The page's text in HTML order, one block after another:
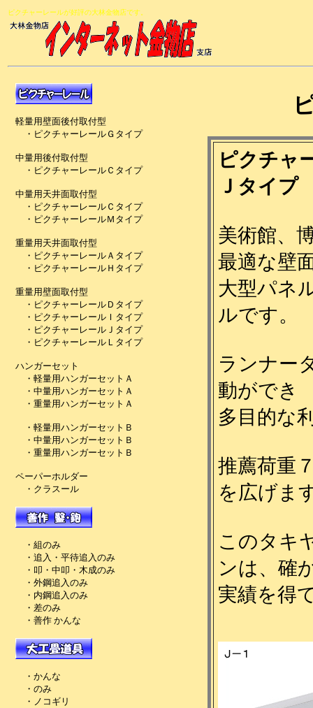
ピクチャーレールが好評の大林金物店です。
ピクチャ
Ｊタイプ
美術館、
最適な壁
大型パネ
ルです。
ランナー
動ができ
多目的な
推薦荷重
を広げま
このタキ
ンは、確
実績を得